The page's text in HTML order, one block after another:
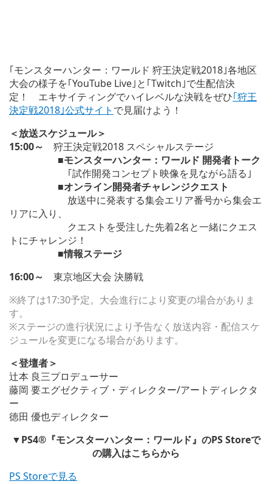
｢モンスターハンター：ワールド 狩王決定戦2018｣各地区
大会の様子を｢YouTube Live｣と｢Twitch｣で生配信決
定！ エキサイティングでハイレベルな決戦をぜひ｢狩王
決定戦2018｣公式サイト で見届けよう！
＜放送スケジュール＞
15:00～ 狩王決定戦2018 スペシャルステージ
■モンスターハンター：ワールド 開発者トーク
｢試作開発コンセプト映像を見ながら語る｣
■オンライン開発者チャレンジクエスト
放送中に発表する集会エリア番号から集会エ
リアに入り、
クエストを受注した先着2名と一緒にクエス
トにチャレンジ！
■情報ステージ
16:00～ 東京地区大会 決勝戦
※終了は17:30予定。大会進行により変更の場合がありま
す。
※ステージの進行状況により予告なく放送内容・配信スケ
ジュールを変更になる場合があります。
＜登壇者＞
辻本 良三プロデューサー
藤岡 要エグゼクティブ・ディレクター/アートディレクタ
ー
徳田 優也ディレクター
▼PS4®『モンスターハンター：ワールド』のPS Storeで
の購入はこちらから
PS Storeで見る